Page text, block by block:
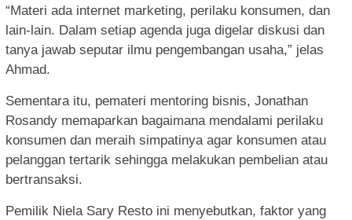
“Materi ada internet marketing, perilaku konsumen, dan
lain-lain. Dalam setiap agenda juga digelar diskusi dan
tanya jawab seputar ilmu pengembangan usaha,” jelas
Ahmad.
Sementara itu, pemateri mentoring bisnis, Jonathan
Rosandy memaparkan bagaimana mendalami perilaku
konsumen dan meraih simpatinya agar konsumen atau
pelanggan tertarik sehingga melakukan pembelian atau
bertransaksi.
Pemilik Niela Sary Resto ini menyebutkan, faktor yang